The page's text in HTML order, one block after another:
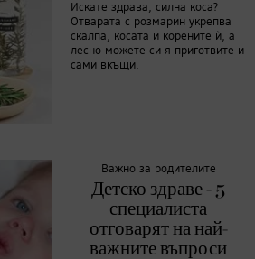
Искате здрава, силна коса?
Отварата с розмарин укрепва
скалпа, косата и корените ѝ, а
лесно можете си я приготвите и
сами вкъщи.
Важно за родителите
Детско здраве - 5
специалиста
отговарят на най-
важните въпроси